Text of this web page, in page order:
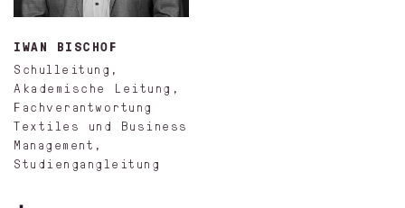
IWAN BISCHOF
Schulleitung,
Akademische Leitung,
Fachverantwortung
Textiles und Business
Management,
Studiengangleitung